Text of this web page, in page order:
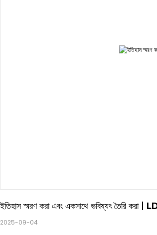
ইতিহাস স্মরণ করা এবং একসাথে ভবিষ্যৎ তৈরি করা
2025-09-04